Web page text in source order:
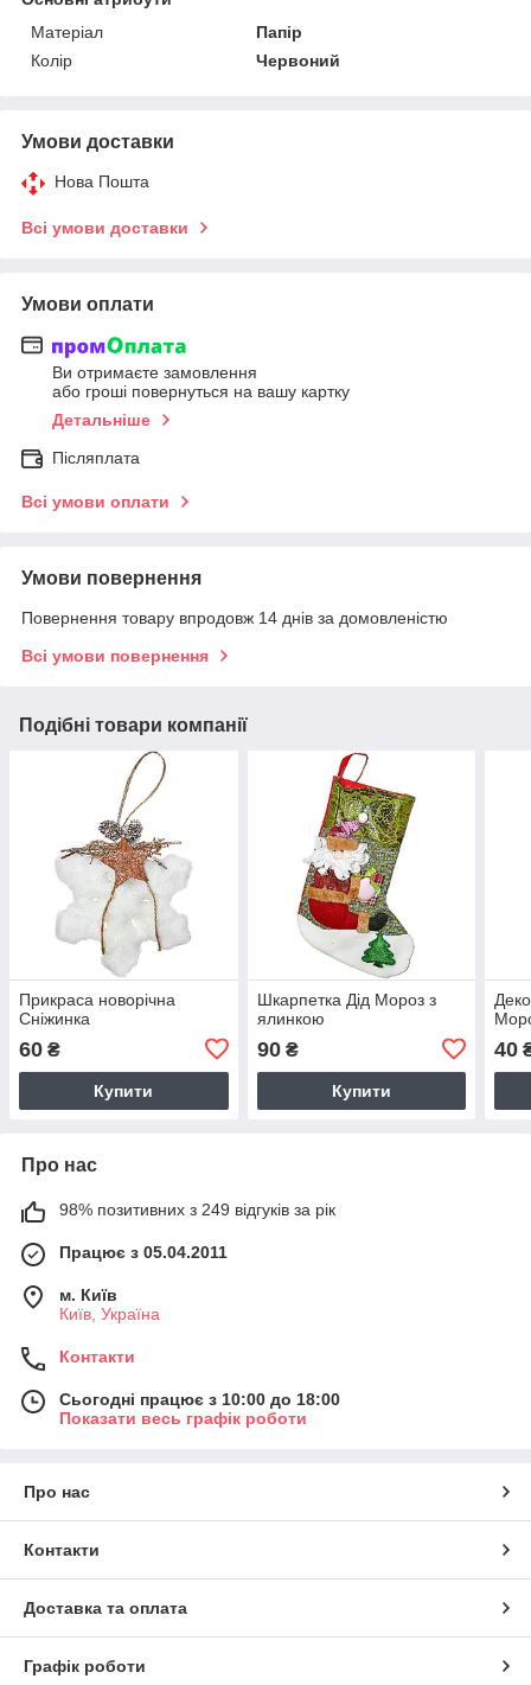
Матеріал
Папір
Колір
Червоний
Умови доставки
Нова Пошта
Всі умови доставки
Умови оплати
Ви отримаєте замовлення
або гроші повернуться на вашу картку
Детальніше
Післяплата
Всі умови оплати
Умови повернення
Повернення товару впродовж 14 днів за домовленістю
Всі умови повернення
Подібні товари компанії
Прикраса новорічна
Сніжинка
60 ₴
Купити
Шкарпетка Дід Мороз з
ялинкою
90₴
Купити
40
Про нас
98% позитивних з 249 відгуків за рік
Працює з 05.04.2011
м. Київ
Київ, Україна
Контакти
Сьогодні працює з 10:00 до 18:00
Показати весь графік роботи
Про нас
Контакти
Доставка та оплата
Графік роботи